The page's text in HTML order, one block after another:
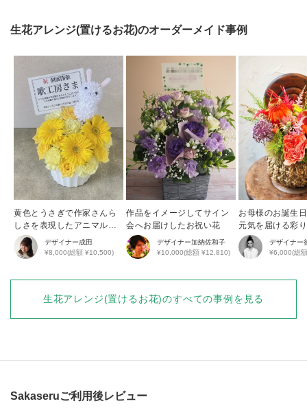
生花アレンジ(置けるお花)のオーダーメイド事例
黄色とうさぎで作家さんら
しさを表現したアニマルア
レンジ
デザイナー成田
¥8,000(総額 ¥10,500)
作品をイメージしてサイン
会へお届けしたお祝い花
デザイナー加納佐和子
¥10,000(総額 ¥12,810)
お母様のお誕生
元気を届ける彩
花アレンジデザイナー
¥6,000(総
生花アレンジ(置けるお花)のすべての事例を見る
Sakaseruご利用後レビュー